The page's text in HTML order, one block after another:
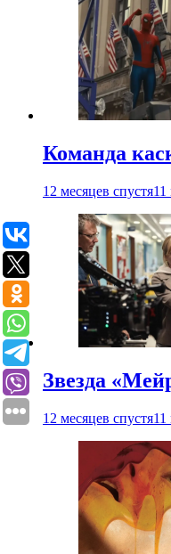
Команда
12 месяцев спустя11
Звезда
12 месяцев спустя11